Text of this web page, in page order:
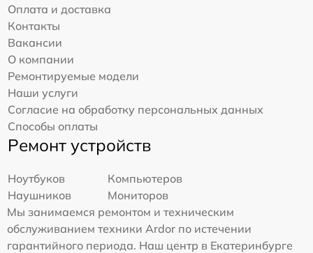
Оплата и доставка
Контакты
Вакансии
О компании
Ремонтируемые модели
Наши услуги
Согласие на обработку персональных данных
Способы оплаты
Ремонт устройств
Ноутбуков
Компьютеров
Наушников
Мониторов
Мы занимаемся ремонтом и техническим
обслуживанием техники Ardor по истечении
гарантийного периода. Наш центр в Екатеринбурге